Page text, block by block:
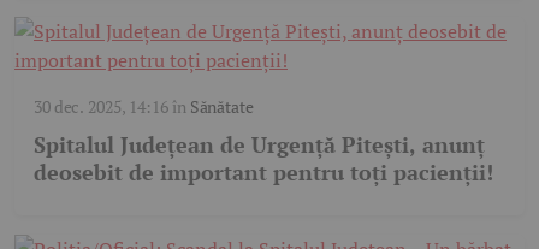
30 dec. 2025, 14:16în Sănătate
Spitalul Județean de Urgență Pitești, anunț
deosebit de important pentru toți pacienții!